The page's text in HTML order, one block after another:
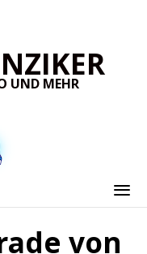
UND MEHR
von